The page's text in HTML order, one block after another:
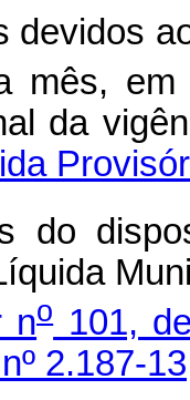
mês,
da
no101,
2.187-